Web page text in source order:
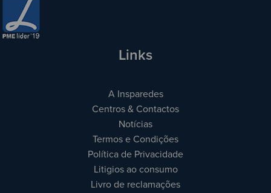
Links
A Insparedes
Centros & Contactos
Notícias
Termos e Condições
Política de Privacidade
Litigios ao consumo
Livro de reclamações